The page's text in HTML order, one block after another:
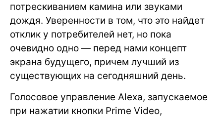
потрескиванием камина или звуками
дождя. Уверенности в том, что это найдет
отклик у потребителей нет, но пока
очевидно одно — перед нами концепт
экрана будущего, причем лучший из
существующих на сегодняшний день.
Голосовое управление Alexa, запускаемое
при нажатии кнопки Prime Video,